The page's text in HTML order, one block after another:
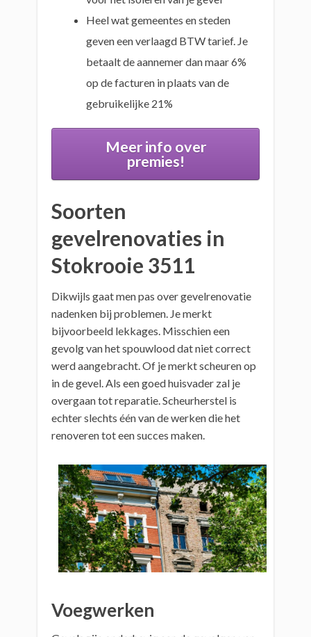
Heel wat gemeentes en steden
geven een verlaagd BTW tarief. Je
betaalt de aannemer dan maar 6%
op de facturen in plaats van de
gebruikelijke 21%
Meer info over
premies!
Soorten
gevelrenovaties in
Stokrooie 3511
Dikwijls gaat men pas over gevelrenovatie
nadenken bij problemen. Je merkt
bijvoorbeeld lekkages. Misschien een
gevolg van het spouwlood dat niet correct
werd aangebracht. Of je merkt scheuren op
in de gevel. Als een goed huisvader zal je
overgaan tot reparatie. Scheurherstel is
echter slechts één van de werken die het
renoveren tot een succes maken.
Voegwerken